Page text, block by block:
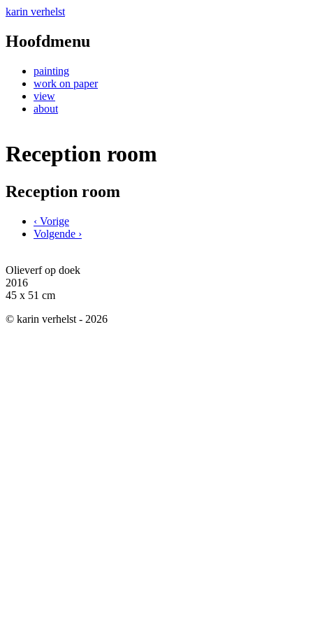
Overslaan en naar de inhoud gaan
karin verhelst
Hoofdmenu
painting
work on paper
view
about
Reception room
Reception room
‹ Vorige
Volgende ›
Olieverf op doek
2016
45 x 51 cm
© karin verhelst - 2026